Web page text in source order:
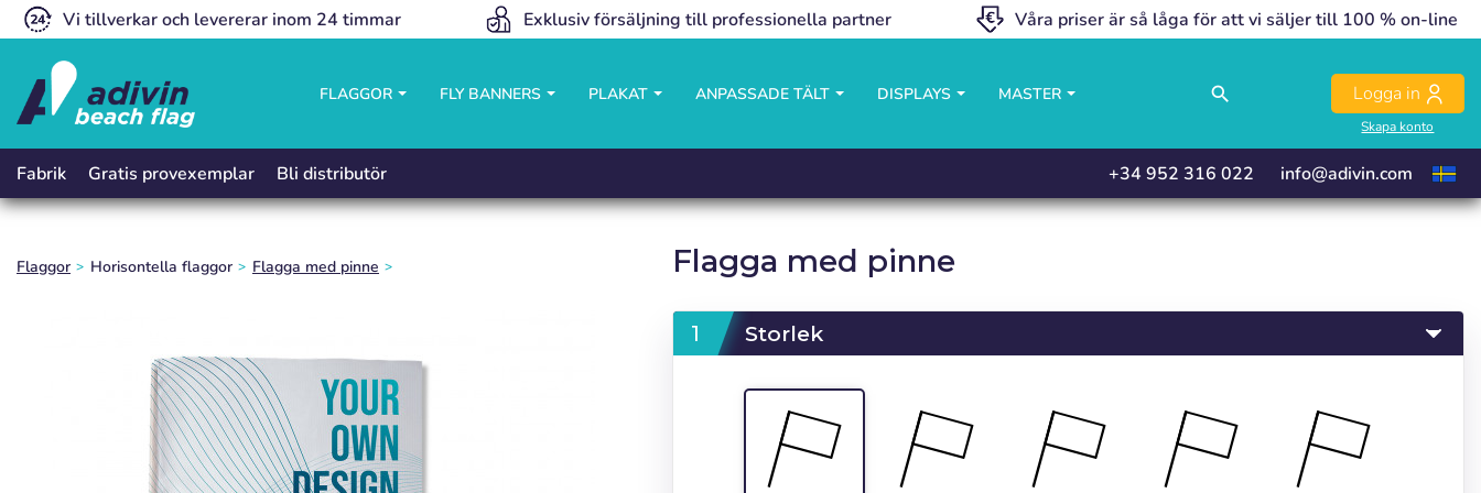
Vi tillverkar och levererar inom 24 timmar Exklusiv försäljning till professionella partner Våra priser är så låga för att vi säljer till 100 % on-line
FLAGGOR FLY BANNERS PLAKAT ANPASSADE TÄLT DISPLAYS MASTER search Logga in
Skapa konto
close
Fabrik Gratis provexemplar Bli distributör +34 952 316 022 info@adivin.com
close
Flaggor Horisontella flaggor Flagga med pinne Flagga med pinne
Storlek
close
close